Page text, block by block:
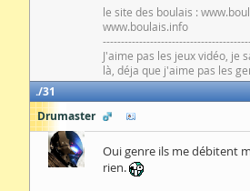
le site des boulais :
www.boulais.info
J'aime pas les jeux vidéo, je
là, déja que j'aime pas les
31
Drumaster
Oui genre ils me débitent
rien.